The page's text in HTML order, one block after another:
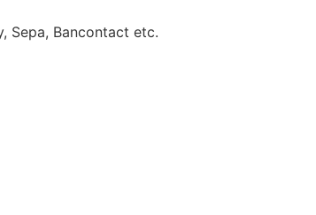
Sepa, Bancontact etc.